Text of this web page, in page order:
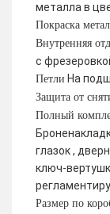
металла в
Покраска
Внутренняя
с
Петли На
Защита от
Полный
глазок ,
ключ-
Размер по